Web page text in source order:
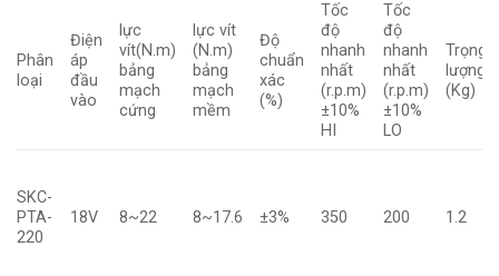
Phân
loại
Điện
áp
đầu
vào
lực
vít(N.m)
bảng
mạch
cứng
lực vít
(N.m)
bảng
mạch
mềm
Độ
chuẩn
xác
(%)
Tốc
độ
nhanh
nhất
(r.p.m)
±10%
HI
Tốc
độ
nhanh
nhất
(r.p.m)
±10%
LO
Trọng
lượng
(Kg)
SKC-
PTA-
220
18V 8~22 8~17.6 ±3% 350 200 1.2